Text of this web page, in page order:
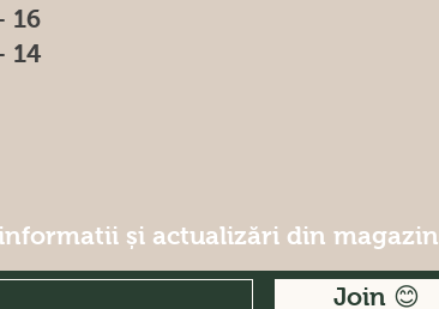
16
14
și actualizări din magazin
Join 😊